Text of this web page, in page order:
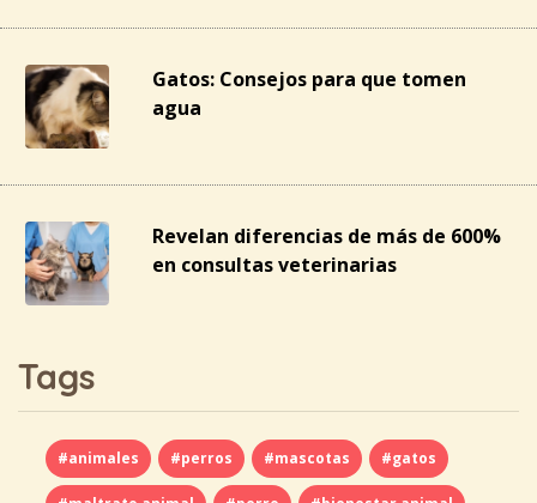
Gatos: Consejos para que tomen
agua
Revelan diferencias de más de 600%
en consultas veterinarias
Tags
#animales #perros #mascotas #gatos